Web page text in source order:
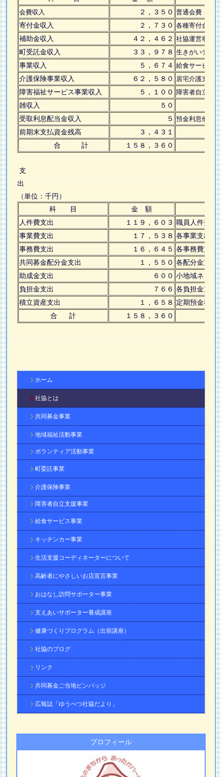
会費収入
２，３５０ 普通会費・賛
寄付金収入 ２，７３０ 各種寄付金収入
補助金収入 ４２，４６２ 社協運営事業
町受託金収入 ３３，９７８ 生きがいデイ
事業収入 ５，６７４ 給食サービス
介護保険事業収入 ６２，５８０ 居宅介護支援
障害福祉サービス事業収入 ５，１００ 障害者自立支
雑収入
５０
受取利息配当金収入
５ 預金利息他
前期末支払資金残高
３，４３１
合 計
１５８，３６０
支
（単位：千円）
科 目
金 額
人件費支出
１１９，６０３ 職員人件費
事業費支出
１７，５３８ 各事業支出
事務費支出
１６，６４５ 各事務費支出
共同募金配分金支出
１，５５０ 各配分金支出
助成金支出
６００ 小地域ネット
負担金支出
７６６ 各負担金支出
積立資産支出
１，６５８ 定期預金積立
合 計
１５８，３６０
ホーム
社協とは
共同募金事業
地域福祉活動事業
ボランティア活動事業
町委託事業
介護保険事業
障害者自立支援事業
給食サービス事業
キッチンカー事業
生活支援コーディネーターについて
高齢者にやさしいお店宣言事業
おはなし訪問サポーター事業
支えあいサポーター養成講座
健康づくりプログラム（出前講座）
社協のブログ
リンク
共同募金ご当地ピンバッジ
広報誌「ゆうべつ社協だより」
プロフィール